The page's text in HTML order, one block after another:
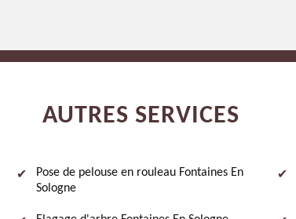
AUTRES SERVICES
Pose de pelouse en rouleau Fontaines En
Sologne